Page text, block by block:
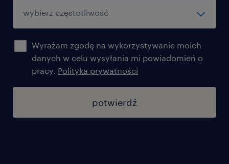
Wyrażam zgodę na wykorzystywanie moich
danych w celu wysyłania mi powiadomień o
pracy. Polityka prywatności
potwierdź